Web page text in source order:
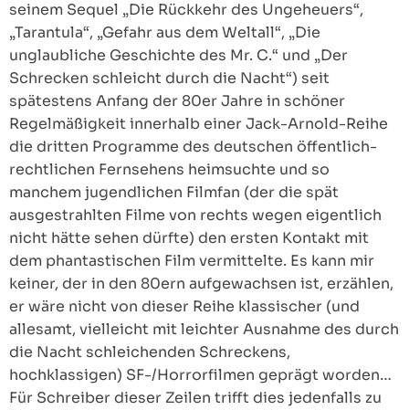
seinem Sequel „Die Rückkehr des Ungeheuers“,
„Tarantula“, „Gefahr aus dem Weltall“, „Die
unglaubliche Geschichte des Mr. C.“ und „Der
Schrecken schleicht durch die Nacht“) seit
spätestens Anfang der 80er Jahre in schöner
Regelmäßigkeit innerhalb einer Jack-Arnold-Reihe
die dritten Programme des deutschen öffentlich-
rechtlichen Fernsehens heimsuchte und so
manchem jugendlichen Filmfan (der die spät
ausgestrahlten Filme von rechts wegen eigentlich
nicht hätte sehen dürfte) den ersten Kontakt mit
dem phantastischen Film vermittelte. Es kann mir
keiner, der in den 80ern aufgewachsen ist, erzählen,
er wäre nicht von dieser Reihe klassischer (und
allesamt, vielleicht mit leichter Ausnahme des durch
die Nacht schleichenden Schreckens,
hochklassigen) SF-/Horrorfilmen geprägt worden…
Für Schreiber dieser Zeilen trifft dies jedenfalls zu